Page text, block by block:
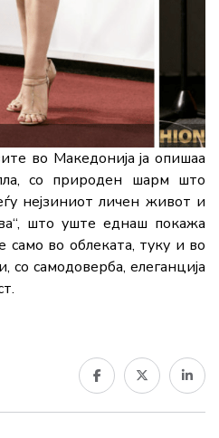
во Македонија ја опишаа
со природен шарм што
нејзиниот личен живот и
што уште еднаш покажа
само во облеката, туку и во
со самодоверба, елеганција